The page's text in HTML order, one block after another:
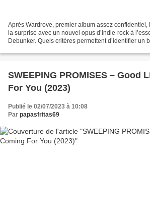
Après Wardrove, premier album assez confidentiel,
la surprise avec un nouvel opus d’indie-rock à
Debunker. Quels critères permettent d’identifier un
SWEEPING PROMISES – Good
For You (2023)
Publié le 02/07/2023 à 10:08
Par papasfritas69